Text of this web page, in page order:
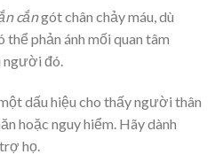
cắngót chân chảy máu, dù
thể phản ánh mối quan tâm
người đó.
dấu hiệu cho thấy người thân
hoặc nguy hiểm. Hãy dành
họ.